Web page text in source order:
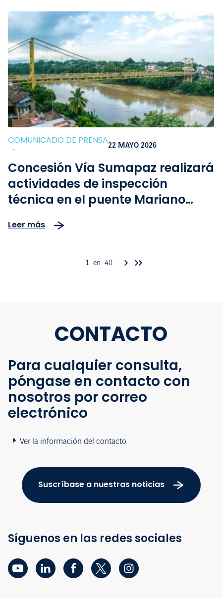
COMUNICADO DE PRENSA
-
22 MAYO 2026
Concesión Vía Sumapaz realizará
actividades de inspección
técnica en el puente Mariano
Girardot
Leer más
1 en 40
CONTACTO
Para cualquier consulta,
póngase en contacto con
nosotros por correo
electrónico
Ver la información del contacto
Suscríbase a nuestras noticias
Síguenos en las redes sociales